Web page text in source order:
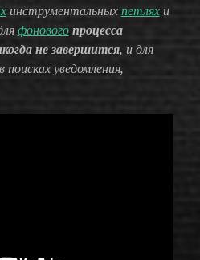
инструментальных петляхи
фонового процесса
не завершится, и для
поисках уведомления,